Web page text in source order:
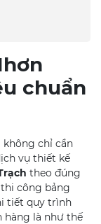
chuẩn
không chỉ cần
vụ thiết kế
theo đúng
công bảng
tiết quy trình
hàng là như thế